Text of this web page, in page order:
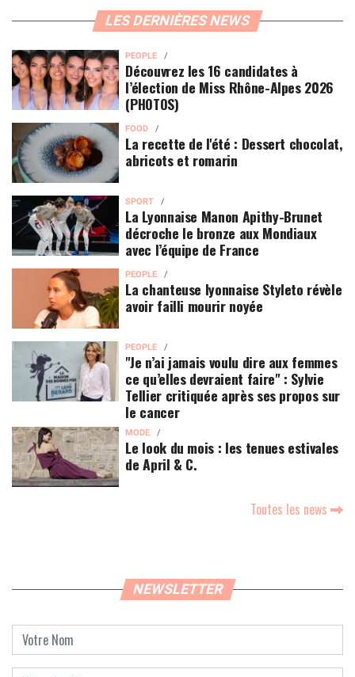
LES DERNIÈRES NEWS
PEOPLE
Découvrez les 16 candidates à
l’élection de Miss Rhône-Alpes 2026
(PHOTOS)
FOOD
La recette de l'été : Dessert chocolat,
abricots et romarin
SPORT
La Lyonnaise Manon Apithy-Brunet
décroche le bronze aux Mondiaux
avec l’équipe de France
PEOPLE
La chanteuse lyonnaise Styleto révèle
avoir failli mourir noyée
PEOPLE
"Je n’ai jamais voulu dire aux femmes
ce qu’elles devraient faire" : Sylvie
Tellier critiquée après ses propos sur
le cancer
MODE
Le look du mois : les tenues estivales
de April & C.
Toutes les news
NEWSLETTER